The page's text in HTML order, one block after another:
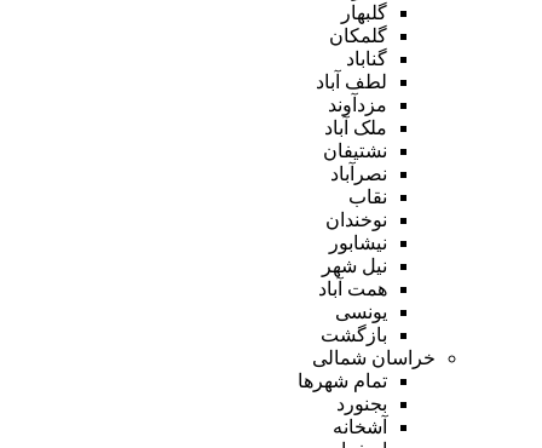
گلبهار
گلمکان
گناباد
لطف آباد
مزدآوند
ملک آباد
نشتیفان
نصرآباد
نقاب
نوخندان
نیشابور
نیل شهر
همت آباد
یونسی
بازگشت
خراسان شمالی
تمام شهر‌ها
بجنورد
آشخانه